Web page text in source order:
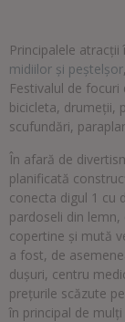
Principalele atracții
midiilor și peștelşor,
Festivalul de
bicicleta, drumeții,
scufundări,
În afară de
planificată
conecta digul 1 cu
pardoseli din
copertine și mută
a fost, de
dușuri, centru
prețurile scăzute
în principal de